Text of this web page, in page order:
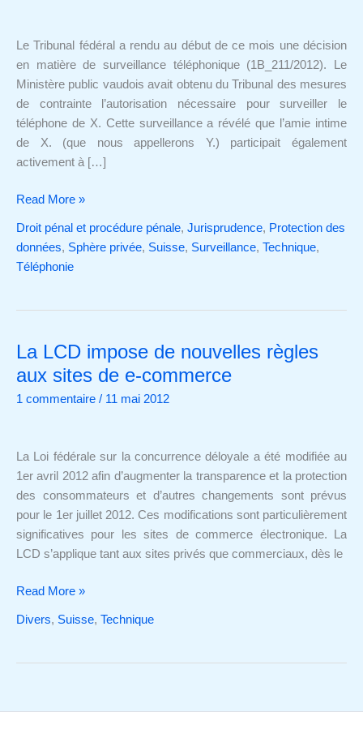
Le Tribunal fédéral a rendu au début de ce mois une décision
en matière de surveillance téléphonique (1B_211/2012). Le
Ministère public vaudois avait obtenu du Tribunal des mesures
de contrainte l’autorisation nécessaire pour surveiller le
téléphone de X. Cette surveillance a révélé que l’amie intime
de X. (que nous appellerons Y.) participait également
activement à […]
matière
de
découvertes
fortuites
lors
d'écoutes
téléphoniques
Read More »
Droit pénal et procédure pénale, Jurisprudence, Protection des
données, Sphère privée, Suisse, Surveillance, Technique,
Téléphonie
La LCD impose de nouvelles règles
aux sites de e-commerce
1 commentaire / 11 mai 2012
La Loi fédérale sur la concurrence déloyale a été modifiée au
1er avril 2012 afin d’augmenter la transparence et la protection
des consommateurs et d’autres changements sont prévus
pour le 1er juillet 2012. Ces modifications sont particulièrement
significatives pour les sites de commerce électronique. La
LCD s’applique tant aux sites privés que commerciaux, dès le
La
LCD
e-
commerce
Read More »
Divers, Suisse, Technique